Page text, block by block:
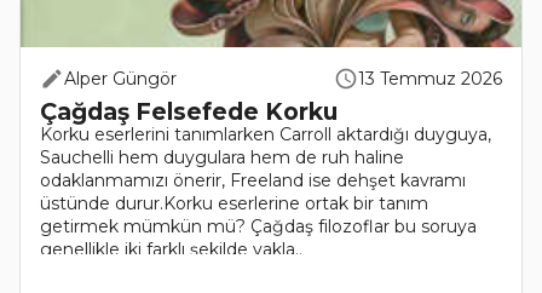
Alper Güngör 13 Temmuz 2026
Çağdaş Felsefede Korku
Korku eserlerini tanımlarken Carroll aktardığı duyguya,
Sauchelli hem duygulara hem de ruh haline
odaklanmamızı önerir, Freeland ise dehşet kavramı
üstünde durur.Korku eserlerine ortak bir tanım
getirmek mümkün mü? Çağdaş filozoflar bu soruya
genellikle iki farklı şekilde yakla..